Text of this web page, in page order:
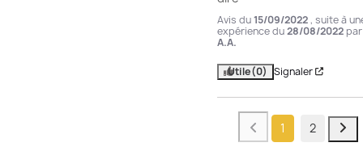
Avis du15/09/2022, suite à
expérience du28/08/2022 par
A.A.
Utile(0) Signaler
1 2